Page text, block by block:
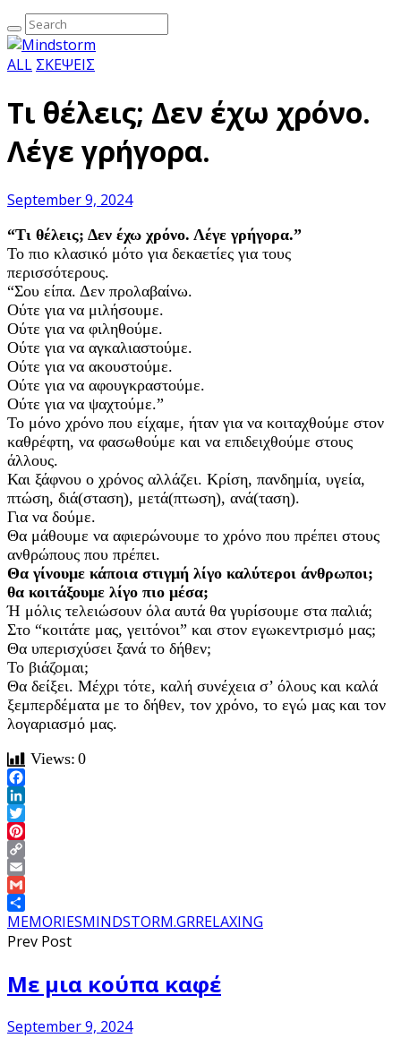
ALL ΣΚΕΨΕΙΣ
Τι θέλεις; Δεν έχω χρόνο.
Λέγε γρήγορα.
September 9, 2024
“Τι θέλεις; Δεν έχω χρόνο. Λέγε γρήγορα.”
Το πιο κλασικό μότο για δεκαετίες για τους
περισσότερους.
“Σου είπα. Δεν προλαβαίνω.
Ούτε για να μιλήσουμε.
Ούτε για να φιληθούμε.
Ούτε για να αγκαλιαστούμε.
Ούτε για να ακουστούμε.
Ούτε για να αφουγκραστούμε.
Ούτε για να ψαχτούμε.”
Το μόνο χρόνο που είχαμε, ήταν για να κοιταχθούμε στον
καθρέφτη, να φασωθούμε και να επιδειχθούμε στους
άλλους.
Και ξάφνου ο χρόνος αλλάζει. Κρίση, πανδημία, υγεία,
πτώση, διά(σταση), μετά(πτωση), ανά(ταση).
Για να δούμε.
Θα μάθουμε να αφιερώνουμε το χρόνο που πρέπει στους
ανθρώπους που πρέπει.
Θα γίνουμε κάποια στιγμή λίγο καλύτεροι άνθρωποι;
θα κοιτάξουμε λίγο πιο μέσα;
Ή μόλις τελειώσουν όλα αυτά θα γυρίσουμε στα παλιά;
Στο “κοιτάτε μας, γειτόνοι” και στον εγωκεντρισμό μας;
Θα υπερισχύσει ξανά το δήθεν;
Το βιάζομαι;
Θα δείξει. Μέχρι τότε, καλή συνέχεια σ’ όλους και καλά
ξεμπερδέματα με το δήθεν, τον χρόνο, το εγώ μας και τον
λογαριασμό μας.
Views: 0
Facebook
LinkedIn
Twitter
Pinterest
Copy
Link
Email
Gmail
Share
MEMORIESMINDSTORM.GRRELAXING
Prev Post
Με μια κούπα καφέ
September 9, 2024